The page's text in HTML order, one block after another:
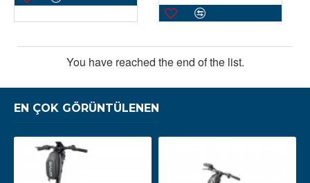
You have reached the end of the list.
EN ÇOK GÖRÜNTÜLENEN